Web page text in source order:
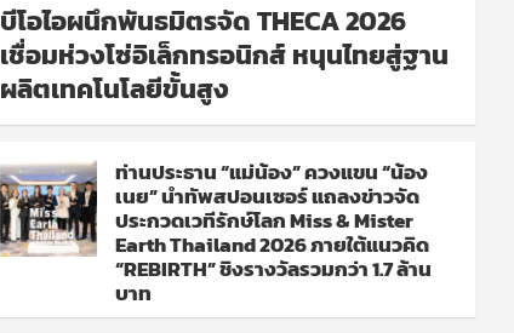
บีโอไอผนึกพันธมิตรจัด THECA 2026
เชื่อมห่วงโซ่อิเล็กทรอนิกส์ หนุนไทยสู่ฐาน
ผลิตเทคโนโลยีขั้นสูง
ท่านประธาน “แม่น้อง” ควงแขน “น้อง
เนย” นำทัพสปอนเซอร์ แถลงข่าวจัด
ประกวดเวทีรักษ์โลก Miss & Mister
Earth Thailand 2026 ภายใต้แนวคิด
“REBIRTH” ชิงรางวัลรวมกว่า 1.7 ล้าน
บาท